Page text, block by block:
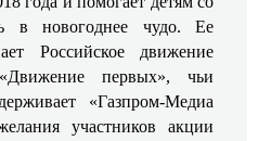
в новогоднее чудо. Ее
Российское движение
первых», чьи
«Газпром-Медиа
участников акции